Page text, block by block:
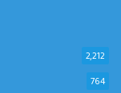
2,212
764